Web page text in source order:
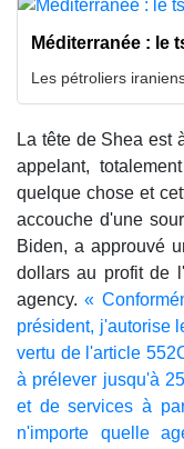
Méditerranée : le
Les pétroliers
La tête de Shea est
appelant,
quelque chose et
accouche d'une
Biden, a approuvé
dollars au profit de
agency.«
président, j'autorise
vertu de l'article
à prélever jusqu'à
et de services à
n'importe quelle